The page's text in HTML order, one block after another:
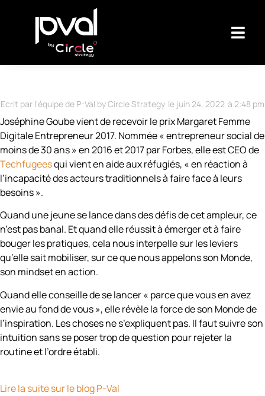
Ecrit par l'équipe de P-Val by Circle Strategy le juin 24, 2022 à 2:48 pm
Joséphine Goube vient de recevoir le prix Margaret Femme
Digitale Entrepreneur 2017. Nommée « entrepreneur social de
moins de 30 ans » en 2016 et 2017 par Forbes, elle est CEO de
Techfugeesqui vient en aide aux réfugiés, « en réaction à
l’incapacité des acteurs traditionnels à faire face à leurs
besoins ».
Quand une jeune se lance dans des défis de cet ampleur, ce
n’est pas banal. Et quand elle réussit à émerger et à faire
bouger les pratiques, cela nous interpelle sur les leviers
qu’elle sait mobiliser, sur ce que nous appelons son Monde,
son mindset en action.
Quand elle conseille de se lancer « parce que vous en avez
envie au fond de vous », elle révèle la force de son Monde de
l’inspiration. Les choses ne s’expliquent pas. Il faut suivre son
intuition sans se poser trop de question pour rejeter la
routine et l’ordre établi.
Lire la suite sur le blog P-Val